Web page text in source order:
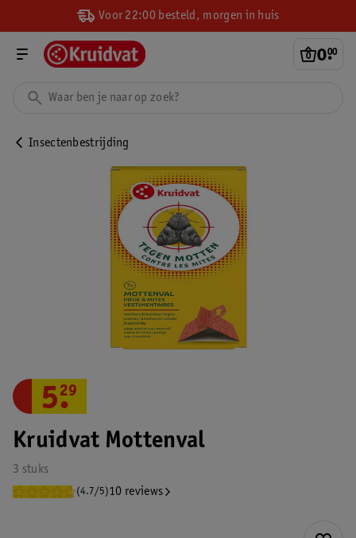
Voor 22:00 besteld, morgen in huis
0.
00
Insectenbestrijding
Kruidvat Mottenval
3 stuks
(4.7/5)10 reviews
5.
29